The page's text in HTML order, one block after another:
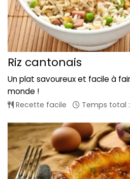
Riz cantonais
Un plat savoureux et facile à
monde !
Recette facile Temps total